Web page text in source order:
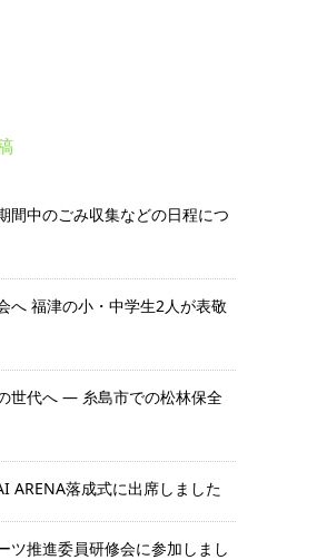
間中のごみ収集などの日程につ
へ 福津の小・中学生2人が表敬
世代へ ― 糸島市での松林保全
ARENA落成式に出席しました
ツ推進委員研修会に参加しまし